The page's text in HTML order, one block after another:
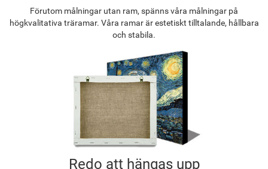
Förutom målningar utan ram, spänns våra målningar på
högkvalitativa träramar. Våra ramar är estetiskt tilltalande, hållbara
och stabila.
Redo att hängas upp